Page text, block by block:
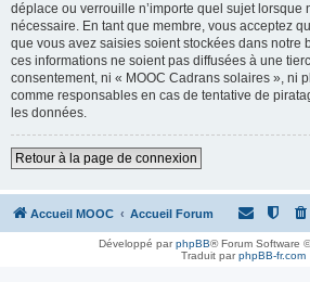
déplace ou verrouille n’importe quel sujet lorsque
nécessaire. En tant que membre, vous acceptez
que vous avez saisies soient stockées dans notre
ces informations ne soient pas diffusées à une
consentement, ni « MOOC Cadrans solaires », ni
comme responsables en cas de tentative de
les données.
Retour à la page de connexion
Accueil MOOC Accueil Forum
Développé parphpBB® Forum Software
Traduit parphpBB-fr.com